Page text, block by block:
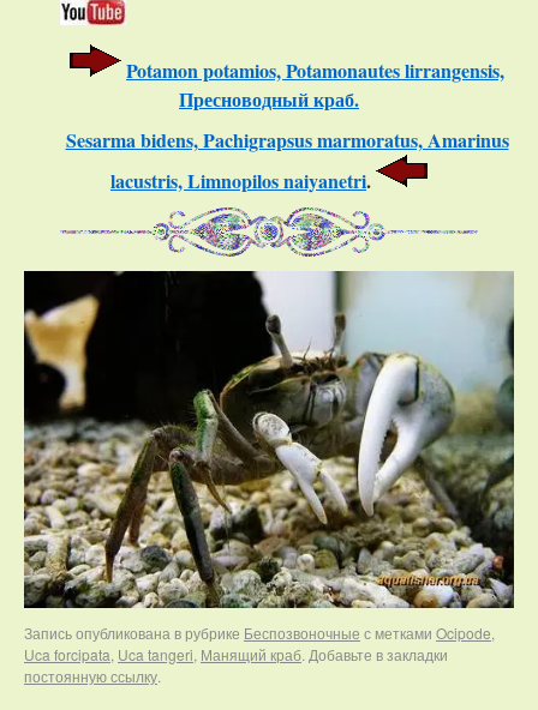
Potamon potamios, Potamonautes lirrangensis,
Пресноводный краб.
Sesarma bidens, Pachigrapsus marmoratus, Amarinus
lacustris, Limnopilos naiyanetri.
Запись опубликована в рубрике Беспозвоночные с метками Ocipode,
Uca forcipata, Uca tangeri, Манящий краб. Добавьте в закладки
постоянную ссылку.